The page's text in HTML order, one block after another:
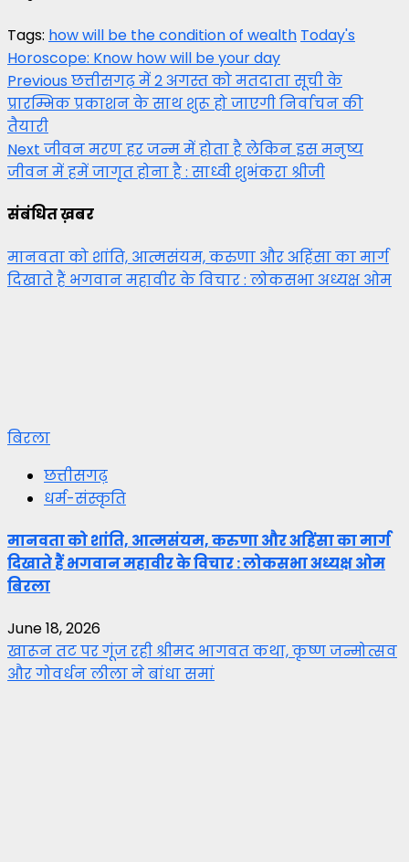
Tags: how will be the condition of wealth Today's
Horoscope: Know how will be your day
Post
navigation
Previousछत्तीसगढ़ में 2 अगस्त को मतदाता सूची के
प्रारम्भिक प्रकाशन के साथ शुरू हो जाएगी निर्वाचन की
तैयारी
Next जीवन मरण हर जन्म में होता है लेकिन इस मनुष्य
जीवन में हमें जागृत होना है : साध्वी शुभंकरा श्रीजी
संबंधित ख़बर
मानवता को शांति, आत्मसंयम, करुणा और अहिंसा का मार्ग
दिखाते हैं भगवान महावीर के विचार : लोकसभा अध्यक्ष ओम
बिरला
छत्तीसगढ़
धर्म-संस्कृति
मानवता को शांति, आत्मसंयम, करुणा और अहिंसा का मार्ग
दिखाते हैं भगवान महावीर के विचार : लोकसभा अध्यक्ष ओम
बिरला
June 18, 2026
खारून तट पर गूंज रही श्रीमद भागवत कथा, कृष्ण जन्मोत्सव
और गोवर्धन लीला ने बांधा समां